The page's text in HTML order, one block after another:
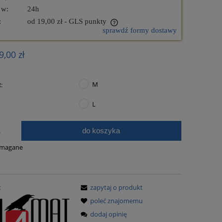
FP-46 Zestaw BeltiCar®
do koszyka
w:
24h
od 19,00 zł - GLS punkty
zawiera ewentualnych kosztów
sprawdź formy dostawy
zł
M
L
do koszyka
zapytaj o produkt
poleć znajomemu
dodaj opinię